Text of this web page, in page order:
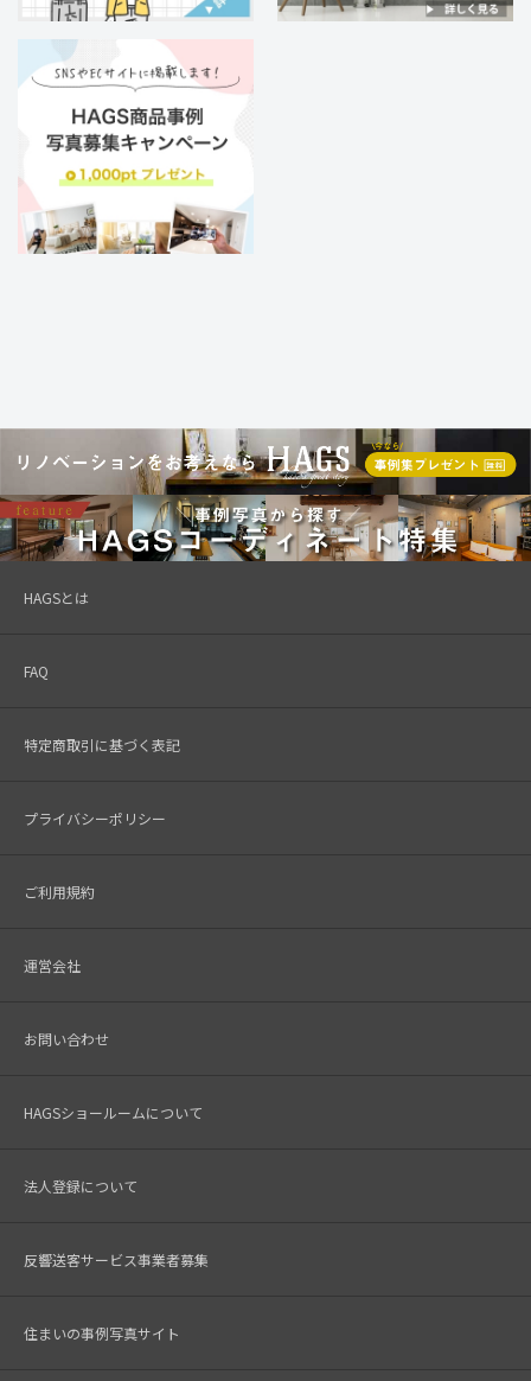
HAGSとは
FAQ
特定商取引に基づく表記
プライバシーポリシー
ご利用規約
運営会社
お問い合わせ
HAGSショールームについて
法人登録について
反響送客サービス事業者募集
住まいの事例写真サイト